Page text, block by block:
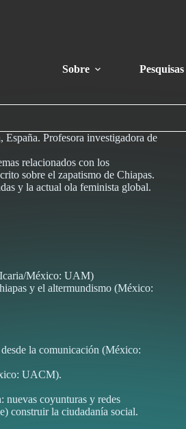
Sobre Pesquisas
Profesora investigadora de
relacionados con los
sobre el zapatismo de Chiapas.
y la actual ola feminista global.
Icaria/México: UAM)
y el altermundismo (México:
la comunicación (México:
UACM).
coyunturas y redes
construir la ciudadanía social.